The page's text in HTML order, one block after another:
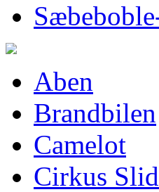
Aben
Brandbilen
Camelot
Cirkus